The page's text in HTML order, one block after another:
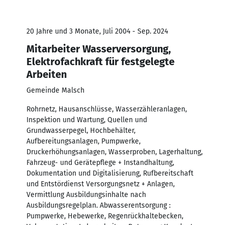
20 Jahre und 3 Monate, Juli 2004 - Sep. 2024
Mitarbeiter Wasserversorgung,
Elektrofachkraft für festgelegte
Arbeiten
Gemeinde Malsch
Rohrnetz, Hausanschlüsse, Wasserzähleranlagen,
Inspektion und Wartung, Quellen und
Grundwasserpegel, Hochbehälter,
Aufbereitungsanlagen, Pumpwerke,
Druckerhöhungsanlagen, Wasserproben, Lagerhaltung,
Fahrzeug- und Gerätepflege + Instandhaltung,
Dokumentation und Digitalisierung, Rufbereitschaft
und Entstördienst Versorgungsnetz + Anlagen,
Vermittlung Ausbildungsinhalte nach
Ausbildungsregelplan. Abwasserentsorgung :
Pumpwerke, Hebewerke, Regenrückhaltebecken,